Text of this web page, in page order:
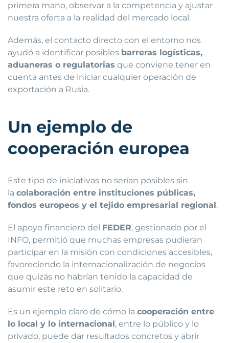
primera mano, observar a la competencia y ajustar
nuestra oferta a la realidad del mercado local.
Además, el contacto directo con el entorno nos
ayudó a identificar posibles barreras logísticas,
aduaneras o regulatorias que conviene tener en
cuenta antes de iniciar cualquier operación de
exportación a Rusia.
Un ejemplo de
cooperación europea
Este tipo de iniciativas no serían posibles sin
la colaboración entre instituciones públicas,
fondos europeos y el tejido empresarial regional .
El apoyo financiero del FEDER, gestionado por el
INFO, permitió que muchas empresas pudieran
participar en la misión con condiciones accesibles,
favoreciendo la internacionalización de negocios
que quizás no habrían tenido la capacidad de
asumir este reto en solitario.
Es un ejemplo claro de cómo la cooperación entre
lo local y lo internacional , entre lo público y lo
privado, puede dar resultados concretos y abrir